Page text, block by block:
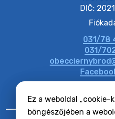
Ez a weboldal „cookie-
böngészőjében a
DIČ:
031/78
031/